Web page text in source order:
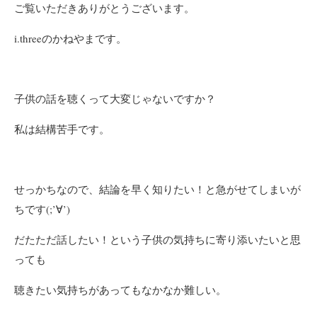
ご覧いただきありがとうございます。
i.threeのかねやまです。
子供の話を聴くって大変じゃないですか？
私は結構苦手です。
せっかちなので、結論を早く知りたい！と急がせてしまいが
ちです(;’∀’)
だたただ話したい！という子供の気持ちに寄り添いたいと思
っても
聴きたい気持ちがあってもなかなか難しい。